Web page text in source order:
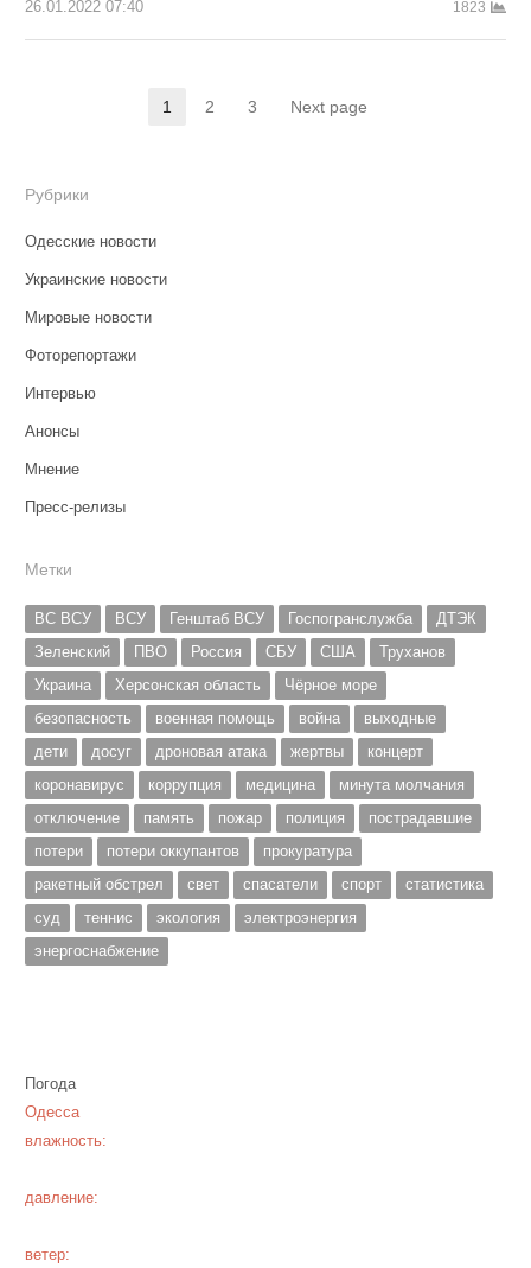
26.01.2022 07:40 1823
записям
Страница
1 Страница
2 Страница
3 Next page
Рубрики
Одесские новости
Украинские новости
Мировые новости
Фоторепортажи
Интервью
Анонсы
Мнение
Пресс-релизы
Метки
ВС ВСУ ВСУ Генштаб ВСУ Госпогранслужба
ДТЭК
Зеленский
ПВО Россия СБУ США
Труханов
Украина
Херсонская область
Чёрное море
безопасность
военная помощь война
выходные
дети
досуг дроновая атака жертвы
концерт
коронавирус
коррупция медицина
минута молчания
отключение
память пожар полиция
пострадавшие
потери
потери оккупантов
прокуратура
ракетный обстрел
свет спасатели спорт
статистика
суд
теннис экология
электроэнергия
энергоснабжение
Погода
Одесса
влажность:
давление:
ветер: